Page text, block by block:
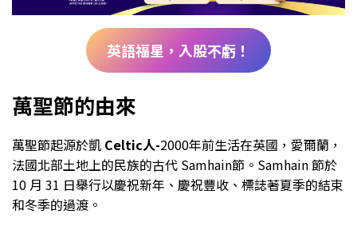
英語福星，入股不虧！
萬聖節的由來
萬聖節起源於凱 Celtic人-2000年前生活在英國，愛爾蘭，
法國北部土地上的民族的古代 Samhain節。Samhain 節於
10 月 31 日舉行以慶祝新年、慶祝豐收、標誌著夏季的結束
和冬季的過渡。